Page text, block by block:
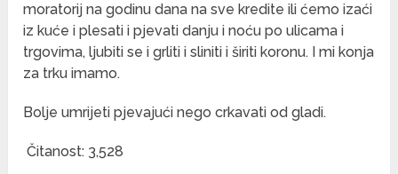
moratorij na godinu dana na sve kredite ili ćemo izaći
iz kuće i plesati i pjevati danju i noću po ulicama i
trgovima, ljubiti se i grliti i sliniti i širiti koronu. I mi konja
za trku imamo.
Bolje umrijeti pjevajući nego crkavati od gladi.
Čitanost: 3,528